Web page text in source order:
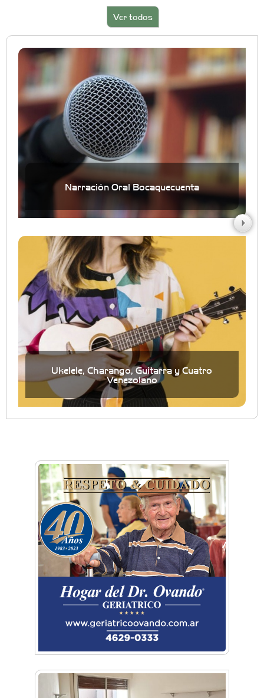
Ver todos
Narración Oral Bocaquecuenta
Ukelele, Charango, Guitarra y Cuatro
Venezolano